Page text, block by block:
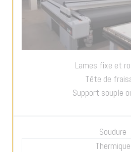
Lames fixe et
Tête de
Support souple
Soudure
Thermique